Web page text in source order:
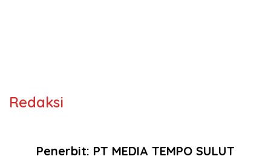
Redaksi
Penerbit: PT MEDIA TEMPO SULUT